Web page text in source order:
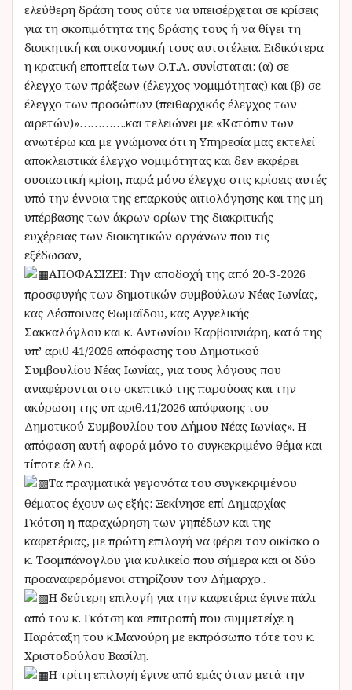
ελεύθερη δράση τους ούτε να υπεισέρχεται σε κρίσεις
για τη σκοπιμότητα της δράσης τους ή να θίγει τη
διοικητική και οικονομική τους αυτοτέλεια. Ειδικότερα
η κρατική εποπτεία των Ο.Τ.Α. συνίσταται: (α) σε
έλεγχο των πράξεων (έλεγχος νομιμότητας) και (β) σε
έλεγχο των προσώπων (πειθαρχικός έλεγχος των
αιρετών)»………….και τελειώνει με «Κατόπιν των
ανωτέρω και με γνώμονα ότι η Υπηρεσία μας εκτελεί
αποκλειστικά έλεγχο νομιμότητας και δεν εκφέρει
ουσιαστική κρίση, παρά μόνο έλεγχο στις κρίσεις αυτές
υπό την έννοια της επαρκούς αιτιολόγησης και της μη
υπέρβασης των άκρων ορίων της διακριτικής
ευχέρειας των διοικητικών οργάνων που τις
εξέδωσαν,
ΑΠΟΦΑΣΙΖΕΙ: Την αποδοχή της από 20-3-2026
προσφυγής των δημοτικών συμβούλων Νέας Ιωνίας,
κας Δέσποινας Θωμαϊδου, κας Αγγελικής
Σακκαλόγλου και κ. Αντωνίου Καρβουνιάρη, κατά της
υπ’ αριθ 41/2026 απόφασης του Δημοτικού
Συμβουλίου Νέας Ιωνίας, για τους λόγους που
αναφέρονται στο σκεπτικό της παρούσας και την
ακύρωση της υπ αριθ.41/2026 απόφασης του
Δημοτικού Συμβουλίου του Δήμου Νέας Ιωνίας». Η
απόφαση αυτή αφορά μόνο το συγκεκριμένο θέμα και
τίποτε άλλο.
Τα πραγματικά γεγονότα του συγκεκριμένου
θέματος έχουν ως εξής: Ξεκίνησε επί Δημαρχίας
Γκότση η παραχώρηση των γηπέδων και της
καφετέριας, με πρώτη επιλογή να φέρει τον οικίσκο ο
κ. Τσομπάνογλου για κυλικείο που σήμερα και οι δύο
προαναφερόμενοι στηρίζουν τον Δήμαρχο..
Η δεύτερη επιλογή για την καφετέρια έγινε πάλι
από τον κ. Γκότση και επιτροπή που συμμετείχε η
Παράταξη του κ.Μανούρη με εκπρόσωπο τότε τον κ.
Χριστοδούλου Βασίλη.
Η τρίτη επιλογή έγινε από εμάς όταν μετά την